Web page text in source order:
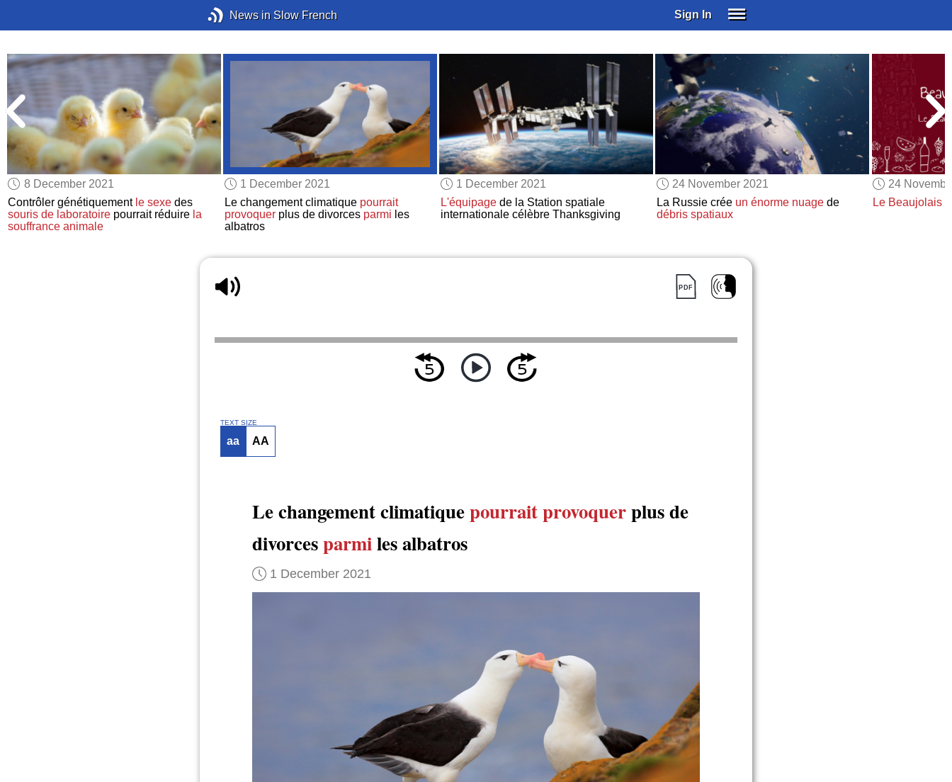
News in Slow French Sign In
SUBSCRIBE
EDUCATIONAL LICENSES
GIFT CARDS
OTHER LANGUAGES
ABOUT US
ALEXA
ADJUST COLORS
8 December 2021
Contrôler génétiquement le sexe des
souris de laboratoire pourrait réduire la
souffrance animale
1 December 2021
Le changement climatique pourrait
provoquerplus de divorces parmi les
albatros
1 December 2021
L'équipagede la Station spatiale
internationale célèbre Thanksgiving
24 November 2021
La Russie crée un énorme nuagede
débris spatiaux
24
Le Beaujolais
TEXT SIZE
aa AA
Le changement climatiquepourrait provoquerplus de
divorcesparmiles albatros
1 December 2021